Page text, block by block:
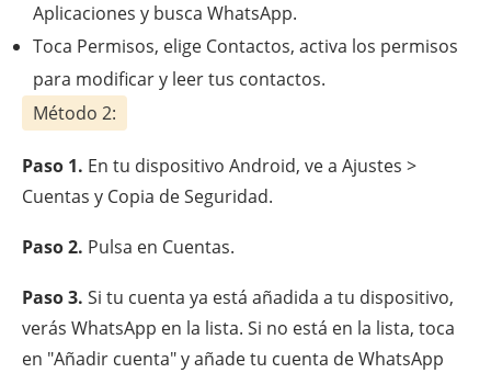
Aplicaciones y busca WhatsApp.
Toca Permisos, elige Contactos, activa los permisos
para modificar y leer tus contactos.
Método 2:
Paso 1. En tu dispositivo Android, ve a Ajustes >
Cuentas y Copia de Seguridad.
Paso 2. Pulsa en Cuentas.
Paso 3. Si tu cuenta ya está añadida a tu dispositivo,
verás WhatsApp en la lista. Si no está en la lista, toca
en "Añadir cuenta" y añade tu cuenta de WhatsApp